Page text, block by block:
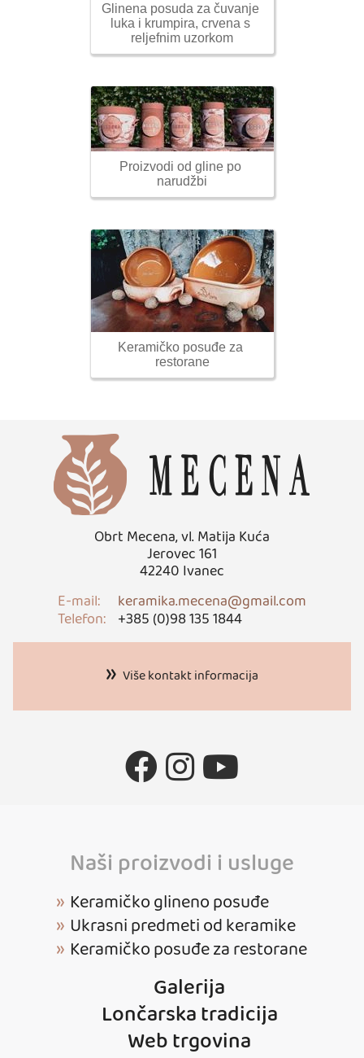
Glinena posuda za čuvanje
luka i krumpira, crvena s
reljefnim uzorkom
Proizvodi od gline po
narudžbi
Keramičko posuđe za
restorane
Obrt Mecena, vl. Matija Kuća
Jerovec 161
42240 Ivanec
E-mail:
keramika.mecena@gmail.com
Telefon: +385 (0)98 135 1844
Više kontakt informacija
Naši proizvodi i usluge
Keramičko glineno posuđe
Ukrasni predmeti od keramike
Keramičko posuđe za restorane
Galerija
Lončarska tradicija
Web trgovina